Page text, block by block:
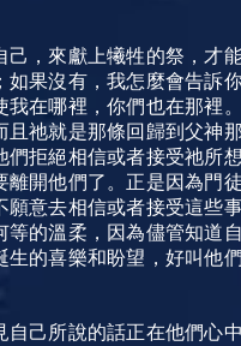
，來獻上犧牲的祭，才
果沒有，我怎麼會告訴
在哪裡，你們也在那裡
祂就是那條回歸到父神
拒絕相信或者接受祂所
開他們了。正是因為門
意去相信或者接受這些
的溫柔，因為儘管知道
的喜樂和盼望，好叫他
己所說的話正在他們心